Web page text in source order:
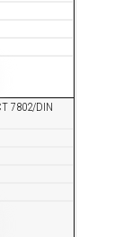
7802/DIN